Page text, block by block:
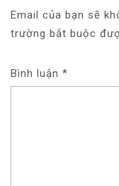
À
I
I
Ế
Email của bạn sẽ
trường bắt buộc
Bình luận *